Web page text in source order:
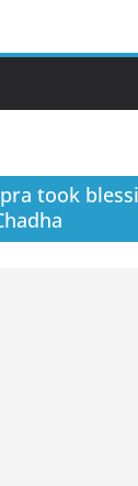
took